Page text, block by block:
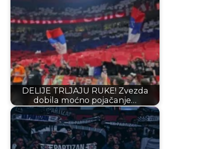
DELIJE TRLJAJU RUKE! Zvezda
dobila moćno pojačanje…